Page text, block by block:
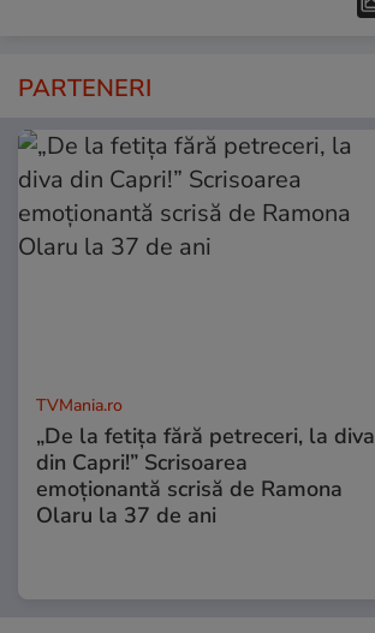
PARTENERI
TVMania.ro
„De la fetița fără petreceri, la diva
din Capri!” Scrisoarea
emoționantă scrisă de Ramona
Olaru la 37 de ani